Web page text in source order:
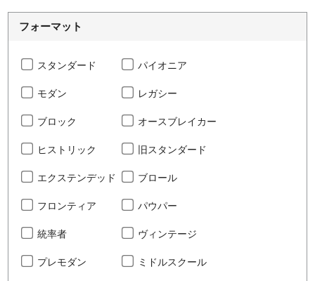
フォーマット
スタンダード パイオニア
モダン レガシー
ブロック オースブレイカー
ヒストリック 旧スタンダード
エクステンデッド ブロール
フロンティア パウパー
統率者 ヴィンテージ
プレモダン ミドルスクール